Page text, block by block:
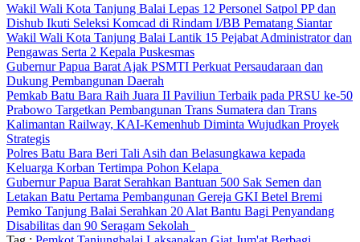
Wakil Wali Kota Tanjung Balai Lepas 12 Personel Satpol PP dan
Dishub Ikuti Seleksi Komcad di Rindam I/BB Pematang Siantar
Wakil Wali Kota Tanjung Balai Lantik 15 Pejabat Administrator dan
Pengawas Serta 2 Kepala Puskesmas
Gubernur Papua Barat Ajak PSMTI Perkuat Persaudaraan dan
Dukung Pembangunan Daerah
Pemkab Batu Bara Raih Juara II Paviliun Terbaik pada PRSU ke-50
Prabowo Targetkan Pembangunan Trans Sumatera dan Trans
Kalimantan Railway, KAI-Kemenhub Diminta Wujudkan Proyek
Strategis
Polres Batu Bara Beri Tali Asih dan Belasungkawa kepada
Keluarga Korban Tertimpa Pohon Kelapa
Gubernur Papua Barat Serahkan Bantuan 500 Sak Semen dan
Letakan Batu Pertama Pembangunan Gereja GKI Betel Bremi
Pemko Tanjung Balai Serahkan 20 Alat Bantu Bagi Penyandang
Disabilitas dan 90 Seragam Sekolah